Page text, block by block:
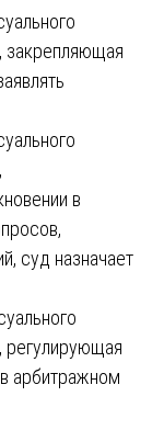
закрепляющая
в
суд назначает
регулирующая
арбитражном